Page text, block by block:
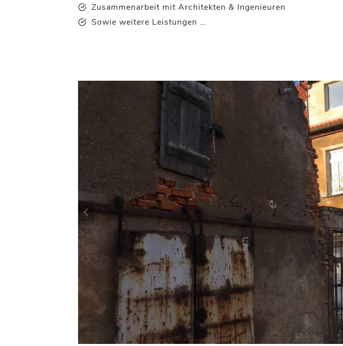
Zusammenarbeit mit Architekten & Ingenieuren
Sowie weitere Leistungen …